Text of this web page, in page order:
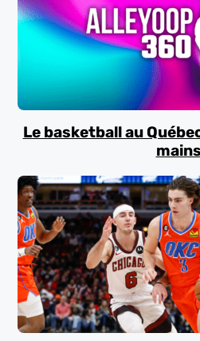
Le basketball au
mains